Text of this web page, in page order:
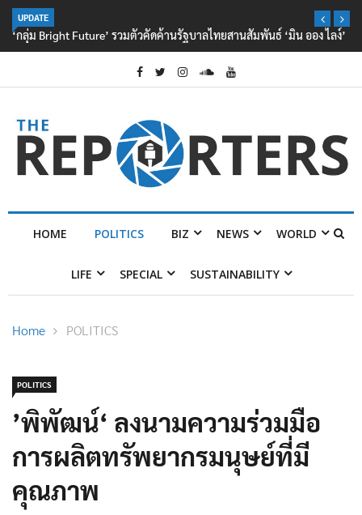
UPDATE
‘กลุ่ม Bright Future’ รวมตัวคัดค้านรัฐบาลไทยสานสัมพันธ์ ‘มิน ออง ไลง์’
HOME POLITICS BIZ NEWS WORLD
LIFE SPECIAL SUSTAINABILITY
Home POLITICS
POLITICS
’พิพัฒน์‘ ลงนามความร่วมมือ
การผลิตทรัพยากรมนุษย์ที่มี
คุณภาพ